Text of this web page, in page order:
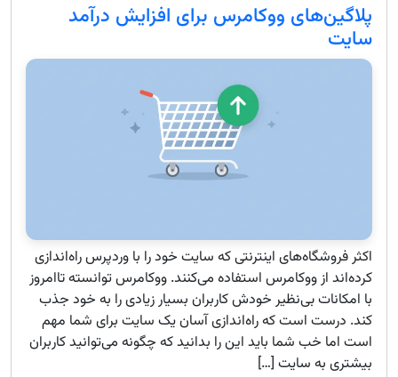
پلاگین‌های ووکامرس برای افزایش درآمد
سایت
اکثر فروشگاه‌های اینترنتی که سایت خود را با وردپرس راه‌اندازی
کرده‌اند از ووکامرس استفاده می‌کنند. ووکامرس توانسته تاامروز
با امکانات بی‌نظیر خودش کاربران بسیار زیادی را به خود جذب
کند. درست است که راه‌اندازی آسان یک سایت برای شما مهم
است اما خب شما باید این را بدانید که چگونه می‌توانید کاربران
بیشتری به سایت […]